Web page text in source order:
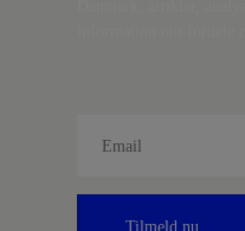
Tilmeld nu